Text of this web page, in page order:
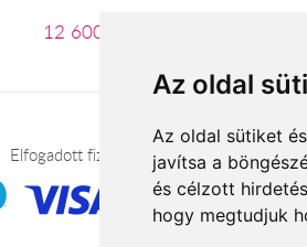
Az oldal
Az oldal sütiket
javítsa a
és célzott
hogy megtudjuk
12 600 Ft-tól
Elfogadott fizetési módok